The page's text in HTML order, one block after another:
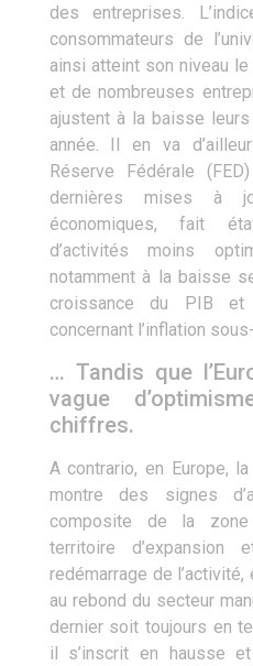
des entreprises.
consommateurs de
ainsi atteint son niveau
et de nombreuses
ajustent à la baisse
année. Il en va
Réserve Fédérale
dernières mises à
économiques, fait
d’activités moins
notamment à la baisse
croissance du PIB
concernant l’inflation
… Tandis que
vague
chiffres.
A contrario, en Europe,
montre des signes
composite de la
territoire
redémarrage de
au rebond du secteur
dernier soit toujours en
il s’inscrit en hausse